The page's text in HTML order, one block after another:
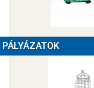
PÁLYÁZATOK